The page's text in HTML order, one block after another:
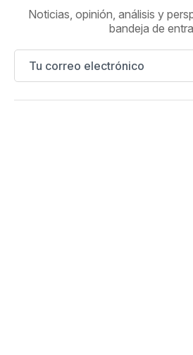
Noticias, opinión, análisis y
bandeja de